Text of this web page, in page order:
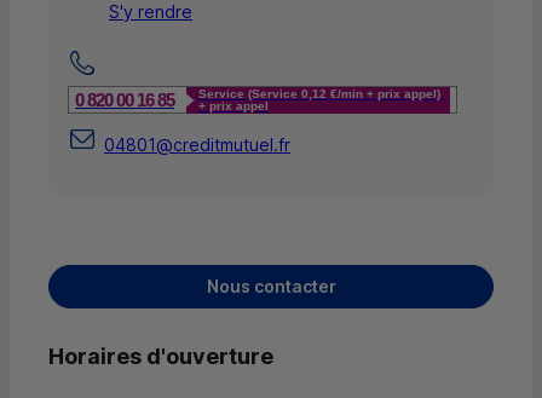
S'y rendre
0 820 00 16 85
Service (Service 0,12 €/min + prix appel)
+ prix appel
04801@creditmutuel.fr
Nous contacter
Horaires d'ouverture